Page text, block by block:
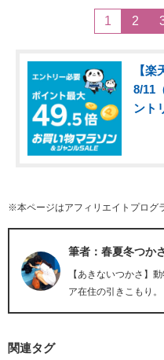
1 2
【
8/11
ント
※本ページはアフィリエイトプログ
筆者：春夏冬つか
【あきないつかさ】
ア在住の引きこもり。
関連タグ